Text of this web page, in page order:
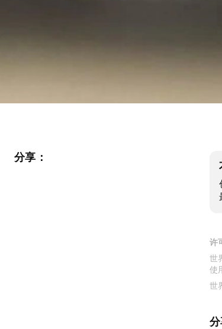
分享：
许
世
使
世
分